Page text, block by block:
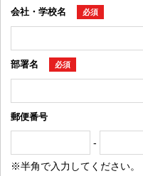
会社・学校名 必須
部署名 必須
郵便番号
-
※半角で入力してください。